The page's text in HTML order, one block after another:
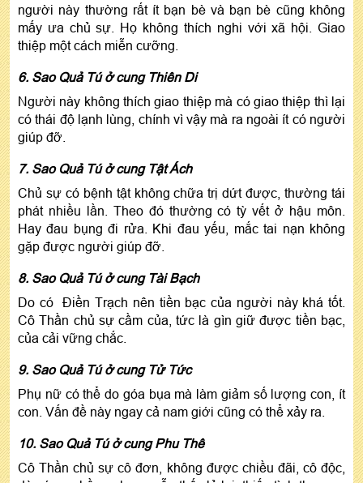
người này thường rất ít bạn bè và bạn bè cũng không
mấy ưa chủ sự. Họ không thích nghi với xã hội. Giao
thiệp một cách miễn cưỡng.
6. Sao Quả Tú ở cung Thiên Di
Người này không thích giao thiệp mà có giao thiệp thì lại
có thái độ lạnh lùng, chính vì vậy mà ra ngoài ít có người
giúp đỡ.
7. Sao Quả Tú ở cung Tật Ách
Chủ sự có bệnh tật không chữa trị dứt được, thường tái
phát nhiều lần. Theo đó thường có tỳ vết ở hậu môn.
Hay đau bụng đi rửa. Khi đau yếu, mắc tai nạn không
gặp được người giúp đỡ.
8. Sao Quả Tú ở cung Tài Bạch
Do có Điền Trạch nên tiền bạc của người này khá tốt.
Cô Thần chủ sự cầm của, tức là gìn giữ được tiền bạc,
của cải vững chắc.
9. Sao Quả Tú ở cung Tử Tức
Phụ nữ có thể do góa bụa mà làm giảm số lượng con, ít
con. Vấn đề này ngay cả nam giới cũng có thể xảy ra.
10. Sao Quả Tú ở cung Phu Thê
Cô Thần chủ sự cô đơn, không được chiều đãi, cô độc,